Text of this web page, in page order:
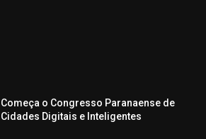
Começa o Congresso Paranaense de
Cidades Digitais e Inteligentes